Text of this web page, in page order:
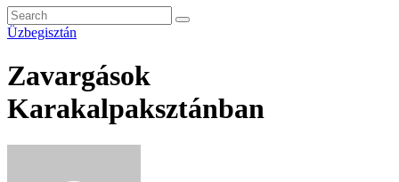
Üzbegisztán
Zavargások
Karakalpaksztánban